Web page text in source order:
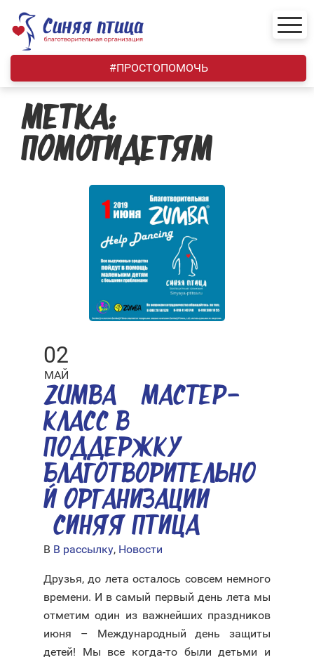
content
#ПРОСТОПОМОЧЬ
МЕТКА:
ПОМОГИДЕТЯМ
02
МАЙ
ZUMBA® МАСТЕР-
КЛАСС В
ПОДДЕРЖКУ
БЛАГОТВОРИТЕЛЬНО
Й ОРГАНИЗАЦИИ
«СИНЯЯ ПТИЦА»
В В рассылку, Новости
Друзья, до лета осталось совсем немного
времени. И в самый первый день лета мы
отметим один из важнейших праздников
июня – Международный день защиты
детей! Мы все когда-то были детьми и